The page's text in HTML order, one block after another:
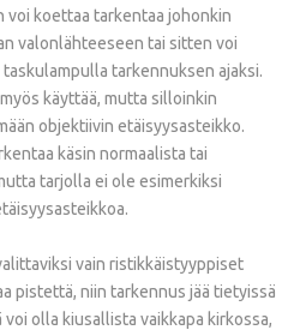
voi koettaa tarkentaa johonkin
valonlähteeseen tai sitten voi
tarkennuksen ajaksi.
käyttää, mutta silloinkin
objektiivin etäisyysasteikko.
käsin normaalista tai
tarjolla ei ole esimerkiksi
vain ristikkäistyyppiset
pistettä, niin tarkennus jää tietyissä
voi olla kiusallista vaikkapa kirkossa,